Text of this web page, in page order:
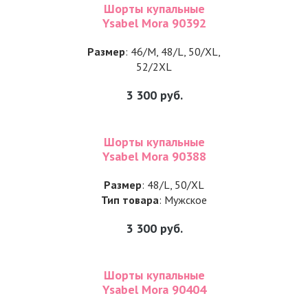
Шорты купальные
Ysabel Mora 90392
Размер: 46/M, 48/L, 50/XL,
52/2XL
3 300руб.
Шорты купальные
Ysabel Mora 90388
Размер: 48/L, 50/XL
Тип товара: Мужское
3 300руб.
Шорты купальные
Ysabel Mora 90404